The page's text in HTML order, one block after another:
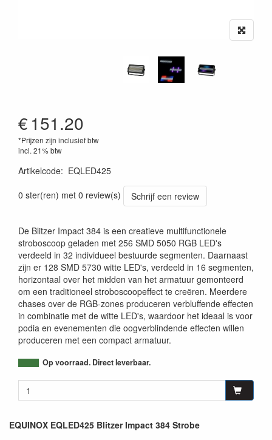
€151.20
*Prijzen zijn inclusief btw
incl. 21% btw
Artikelcode: EQLED425
0 ster(ren) met 0 review(s)
Schrijf een review
De Blitzer Impact 384 is een creatieve multifunctionele
stroboscoop geladen met 256 SMD 5050 RGB LED's
verdeeld in 32 individueel bestuurde segmenten. Daarnaast
zijn er 128 SMD 5730 witte LED's, verdeeld in 16 segmenten,
horizontaal over het midden van het armatuur gemonteerd
om een traditioneel stroboscoopeffect te creëren. Meerdere
chases over de RGB-zones produceren verbluffende effecten
in combinatie met de witte LED's, waardoor het ideaal is voor
podia en evenementen die oogverblindende effecten willen
produceren met een compact armatuur.
Op voorraad. Direct leverbaar.
EQUINOX EQLED425 Blitzer Impact 384 Strobe